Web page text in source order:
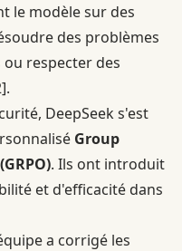
le modèle sur des
des problèmes
respecter des
.
DeepSeek s'est
Group
. Ils ont introduit
et d'efficacité dans
a corrigé les